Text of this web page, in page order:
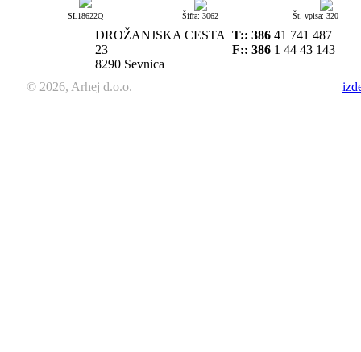
SL18622Q Šifra: 3062 Št. vpisa: 320
DROŽANJSKA CESTA
23
8290 Sevnica
T:: 386 41 741 487
F:: 386 1 44 43 143
© 2026, Arhej d.o.o.